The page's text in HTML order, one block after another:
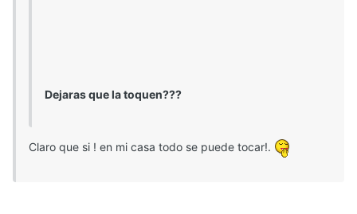
Dejaras que la toquen???
Claro que si ! en mi casa todo se puede tocar!.